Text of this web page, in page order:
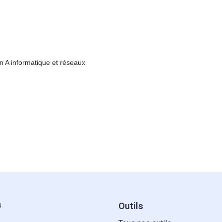
A informatique et réseaux
Outils